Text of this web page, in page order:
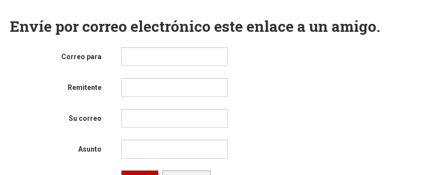
Envíe por correo electrónico este enlace a un amigo.
Correo para
Remitente
Su correo
Asunto